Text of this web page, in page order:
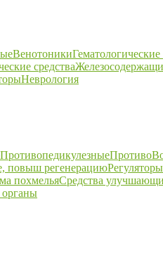
Венотоники
средства
Неврология
Противопедикулезные
повыш регенерацию
похмельяСредства